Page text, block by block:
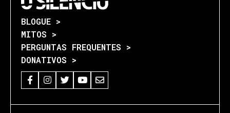
BLOGUE >
MITOS >
PERGUNTAS FREQUENTES >
DONATIVOS >